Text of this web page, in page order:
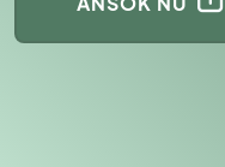
ANSÖK NU